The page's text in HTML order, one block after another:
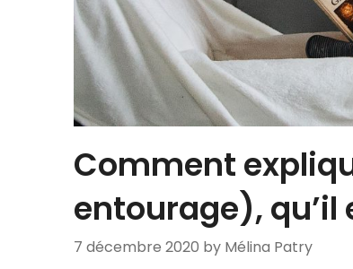
Comment
entourage), qu’il
7 décembre 2020 by Mélina Patry